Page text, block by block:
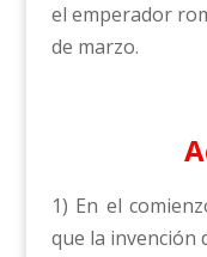
el emperador
de marzo.
1) En el
que la invención